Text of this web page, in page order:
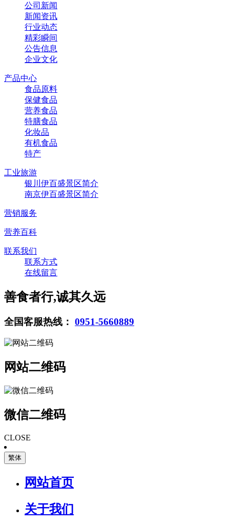
公司新闻
新闻资讯
行业动态
精彩瞬间
公告信息
企业文化
产品中心
食品原料
保健食品
营养食品
特膳食品
化妆品
有机食品
特产
工业旅游
银川伊百盛景区简介
南京伊百盛景区简介
营销服务
营养百科
联系我们
联系方式
在线留言
善食者行,诚其久远
全国客服热线： 0951-5660889
网站二维码
微信二维码
CLOSE
繁体
网站首页
关于我们